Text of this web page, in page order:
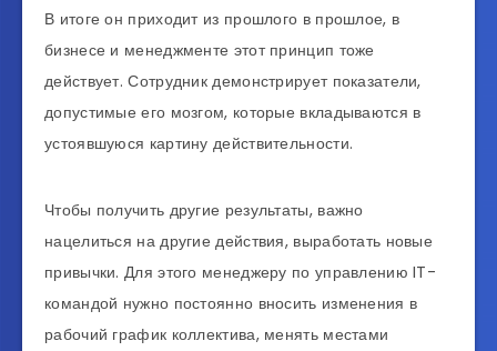
В итоге он приходит из прошлого в прошлое, в
бизнесе и менеджменте этот принцип тоже
действует. Сотрудник демонстрирует показатели,
допустимые его мозгом, которые вкладываются в
устоявшуюся картину действительности.
Чтобы получить другие результаты, важно
нацелиться на другие действия, выработать новые
привычки. Для этого менеджеру по управлению IT-
командой нужно постоянно вносить изменения в
рабочий график коллектива, менять местами